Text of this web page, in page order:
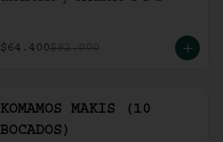
picante en bao buns.
$64.400$92.000
KOMAMOS MAKIS (10
BOCADOS)